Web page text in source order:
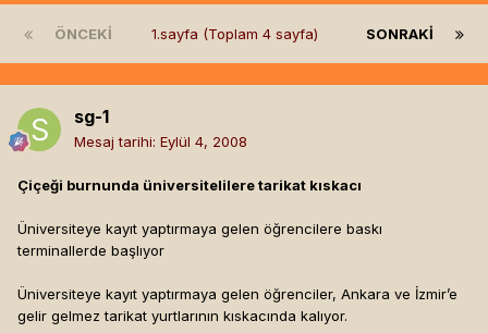
ÖNCEKI SONRAKI
1.sayfa (Toplam 4 sayfa)
sg-1
Mesaj tarihi: Eylül 4, 2008
Çiçeği burnunda üniversitelilere tarikat kıskacı
Üniversiteye kayıt yaptırmaya gelen öğrencilere baskı
terminallerde başlıyor
Üniversiteye kayıt yaptırmaya gelen öğrenciler, Ankara ve İzmir’e
gelir gelmez tarikat yurtlarının kıskacında kalıyor.